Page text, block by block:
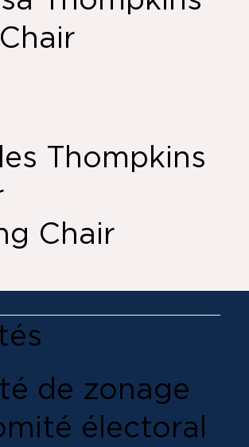
de zonage
électoral
Thompkins
Chair